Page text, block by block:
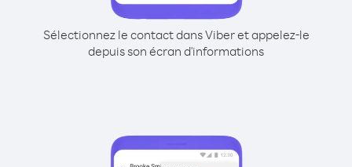
Sélectionnez le contact dans Viber et appelez-le
depuis son écran d'informations